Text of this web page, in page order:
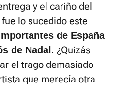
y el cariño del
lo sucedido este
de España
de Nadal . ¿Quizás
el trago demasiado
que merecía otra